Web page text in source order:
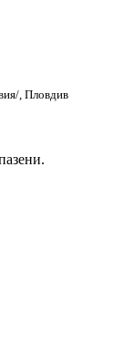
, Пловдив